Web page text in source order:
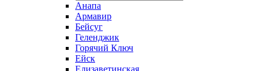
Анапа
Армавир
Бейсуг
Геленджик
Горячий Ключ
Ейск
Елизаветинская